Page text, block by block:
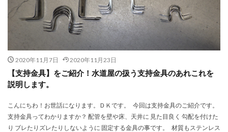
2020年11月7日 2020年11月23日
【支持金具】をご紹介！水道屋の扱う支持金具のあれこれを
説明します。
こんにちわ！お世話になります。ＤＫです。 今回は支持金具のご紹介です。
支持金具ってわかりますか？ 配管を壁や床、天井に 見た目良く 勾配を付けた
り ブレたりズレたりしないように 固定する金具の事です。 材質もステンレス